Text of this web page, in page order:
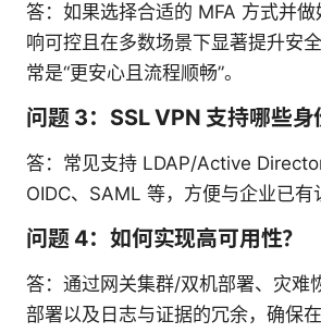
答：如果选择合适的 MFA 方式并
响可控且在多数场景下显著提升安
常是“更安心且流程顺畅”。
问题 3：SSL VPN 支持哪些身
答：常见支持 LDAP/Active
OIDC、SAML 等，方便与企业已有
问题 4：如何实现高可用性？
答：通过网关集群/双机部署、灾难
部署以及日志与证据的冗余，确保